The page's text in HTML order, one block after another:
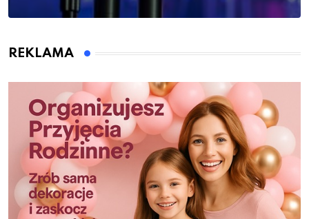
REKLAMA